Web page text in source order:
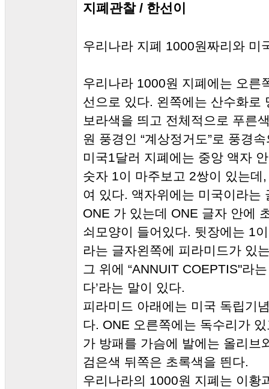
지폐관찰 / 한선이
우리나라 지폐 1000원짜리와 미
우리나라 1000원 지폐에는 오른
선으로 있다. 왼쪽에는 산수화로
보라색을 띄고 전체적으로 푸른
원 풍경인 “계상정거도”로 풍경
미국1달러 지폐에는 중앙 액자
숫자 1이 마주보고 2쌍이 있는
여 있다. 액자위에는 미국이라는
ONE 가 있는데 ONE 글자 안에
쇠모양이 들어있다. 뒷장에는 1
라는 글자왼쪽에 피라미드가 있
그 위에 “ANNUIT COEPTIS"라
다’라는 말이 있다.
피라미드 아래에는 미국 독립기
다. ONE 오른쪽에는 독수리가
가 방패를 가슴에 발에는 올리브
검은색 뒤쪽은 초록색을 띈다.
우리나라의 1000원 지폐는 이황